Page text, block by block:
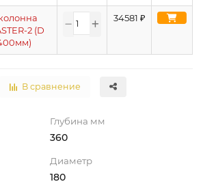
2 (D
34581 ₽
В сравнение
Глубина мм
360
Диаметр
180